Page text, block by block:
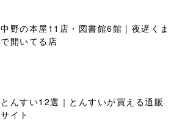
中野の本屋11店・図書館6館｜夜遅くま
で開いてる店
とんすい12選｜とんすいが買える通販
サイト